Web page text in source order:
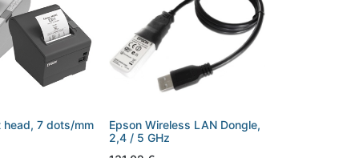
head, 7 dots/mm
Epson Wireless LAN Dongle,
2,4 / 5 GHz